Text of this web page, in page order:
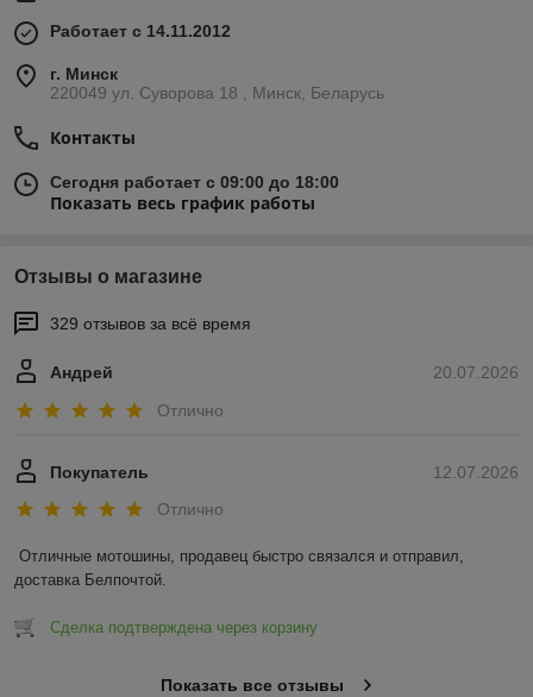
Работает с 14.11.2012
г. Минск
220049 ул. Суворова 18 , Минск, Беларусь
Контакты
Сегодня работает с 09:00 до 18:00
Показать весь график работы
Отзывы о магазине
329 отзывов за всё время
20.07.2026
Андрей
Отлично
12.07.2026
Покупатель
Отлично
Отличные мотошины, продавец быстро связался и отправил,
доставка Белпочтой.
Сделка подтверждена через корзину
Показать все отзывы